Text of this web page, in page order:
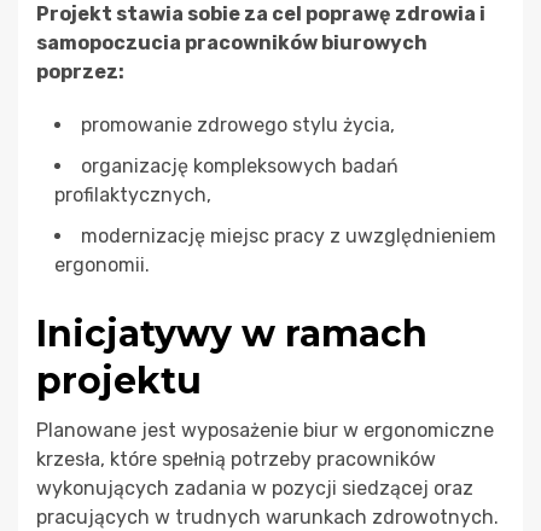
Projekt stawia sobie za cel poprawę zdrowia i
samopoczucia pracowników biurowych
poprzez:
promowanie zdrowego stylu życia,
organizację kompleksowych badań
profilaktycznych,
modernizację miejsc pracy z uwzględnieniem
ergonomii.
Inicjatywy w ramach
projektu
Planowane jest wyposażenie biur w ergonomiczne
krzesła, które spełnią potrzeby pracowników
wykonujących zadania w pozycji siedzącej oraz
pracujących w trudnych warunkach zdrowotnych.